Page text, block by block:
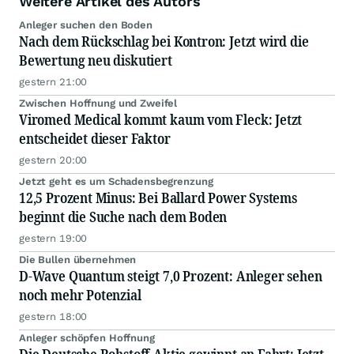
Anleger suchen den Boden
Nach dem Rückschlag bei Kontron: Jetzt wird die
Bewertung neu diskutiert
gestern 21:00
Zwischen Hoffnung und Zweifel
Viromed Medical kommt kaum vom Fleck: Jetzt
entscheidet dieser Faktor
gestern 20:00
Jetzt geht es um Schadensbegrenzung
12,5 Prozent Minus: Bei Ballard Power Systems
beginnt die Suche nach dem Boden
gestern 19:00
Die Bullen übernehmen
D-Wave Quantum steigt 7,0 Prozent: Anleger sehen
noch mehr Potenzial
gestern 18:00
Anleger schöpfen Hoffnung